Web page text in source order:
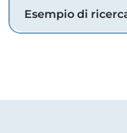
Esempio di